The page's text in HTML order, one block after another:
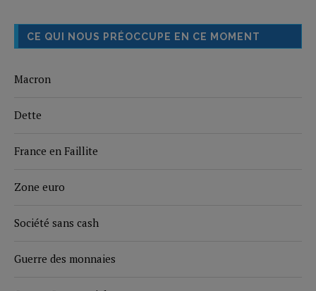
CE QUI NOUS PRÉOCCUPE EN CE MOMENT
Macron
Dette
France en Faillite
Zone euro
Société sans cash
Guerre des monnaies